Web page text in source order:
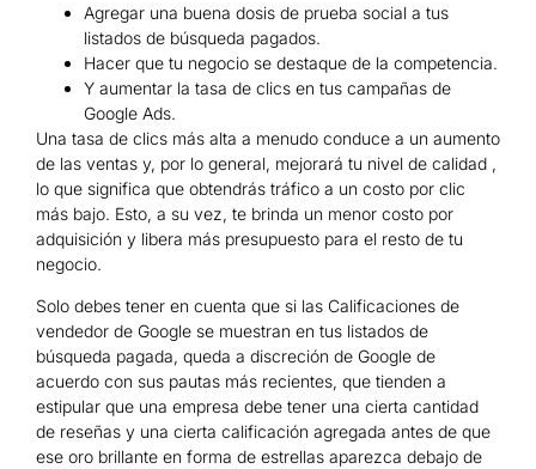
Agregar una buena dosis de prueba social a tus
listados de búsqueda pagados.
Hacer que tu negocio se destaque de la competencia.
Y aumentar la tasa de clics en tus campañas de
Google Ads.
Una tasa de clics más alta a menudo conduce a un aumento
de las ventas y, por lo general, mejorará tu nivel de calidad ,
lo que significa que obtendrás tráfico a un costo por clic
más bajo. Esto, a su vez, te brinda un menor costo por
adquisición y libera más presupuesto para el resto de tu
negocio.
Solo debes tener en cuenta que si las Calificaciones de
vendedor de Google se muestran en tus listados de
búsqueda pagada, queda a discreción de Google de
acuerdo con sus pautas más recientes, que tienden a
estipular que una empresa debe tener una cierta cantidad
de reseñas y una cierta calificación agregada antes de que
ese oro brillante en forma de estrellas aparezca debajo de